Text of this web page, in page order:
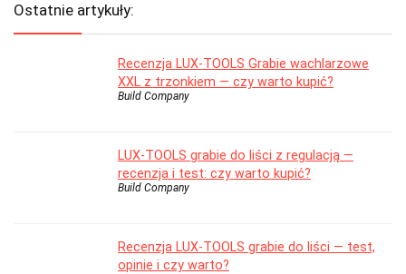
Ostatnie artykuły:
Recenzja LUX-TOOLS Grabie wachlarzowe
XXL z trzonkiem — czy warto kupić?
Build Company
LUX-TOOLS grabie do liści z regulacją —
recenzja i test: czy warto kupić?
Build Company
Recenzja LUX-TOOLS grabie do liści — test,
opinie i czy warto?